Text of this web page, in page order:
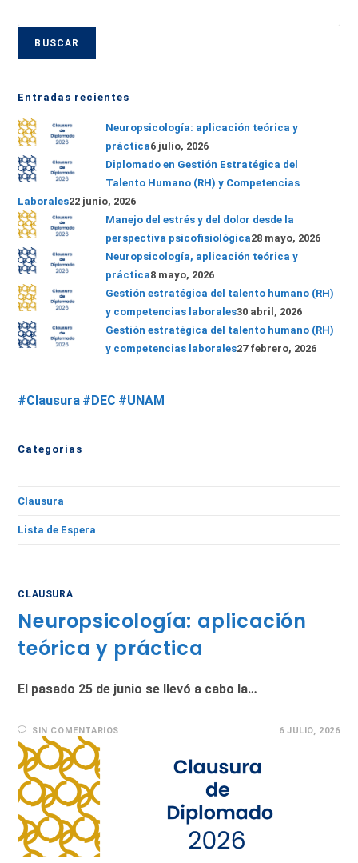
BUSCAR
Entradas recientes
Neuropsicología: aplicación teórica y
práctica6 julio, 2026
Diplomado en Gestión Estratégica del
Talento Humano (RH) y Competencias
Laborales22 junio, 2026
Manejo del estrés y del dolor desde la
perspectiva psicofisiológica28 mayo, 2026
Neuropsicología, aplicación teórica y
práctica8 mayo, 2026
Gestión estratégica del talento humano (RH)
y competencias laborales30 abril, 2026
Gestión estratégica del talento humano (RH)
y competencias laborales27 febrero, 2026
#Clausura #DEC #UNAM
Categorías
Clausura
Lista de Espera
CLAUSURA
Neuropsicología: aplicación
teórica y práctica
El pasado 25 de junio se llevó a cabo la…
SIN COMENTARIOS 6 JULIO, 2026